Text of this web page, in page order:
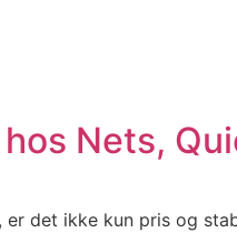
Nets,
det ikke kun pris og